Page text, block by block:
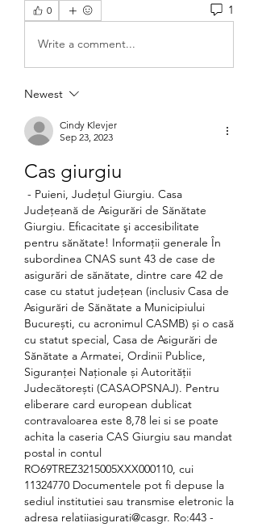
0 1
Write a comment...
Newest
Cindy Klevjer
Sep 23, 2023
Cas giurgiu
Judeţeană de Asigurări de Sănătate
Giurgiu. Eficacitate şi accesibilitate
pentru sănătate! Informații generale În
subordinea CNAS sunt 43 de case de
asigurări de sănătate, dintre care 42 de
case cu statut județean (inclusiv Casa de
Asigurări de Sănătate a Municipiului
București, cu acronimul CASMB) și o casă
cu statut special, Casa de Asigurări de
Sănătate a Armatei, Ordinii Publice,
Siguranței Naționale și Autorității
Judecătorești (CASAOPSNAJ). Pentru
eliberare card european dublicat
contravaloarea este 8,78 lei si se poate
achita la caseria CAS Giurgiu sau mandat
postal in contul
RO69TREZ3215005XXX000110, cui
11324770 Documentele pot fi depuse la
sediul institutiei sau transmise eletronic la
adresa relatiiasigurati@casgr. Ro:443 -